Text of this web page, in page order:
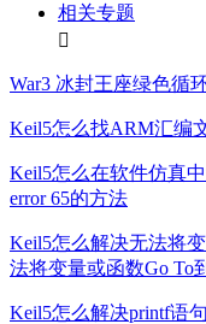
相关专题
War3 冰封王座绿色循
Keil5怎么找ARM汇编
Keil5怎么在软件仿真
error 65的方法
Keil5怎么解决无法将
法将变量或函数Go To
Keil5怎么解决printf语